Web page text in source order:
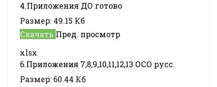
4.Приложения ДО готово
Размер: 49.15 Кб
Скачать Пред. просмотр
xlsx
6.Приложения 7,8,9,10,11,12,13 ОСО русс.
Размер: 60.44 Кб